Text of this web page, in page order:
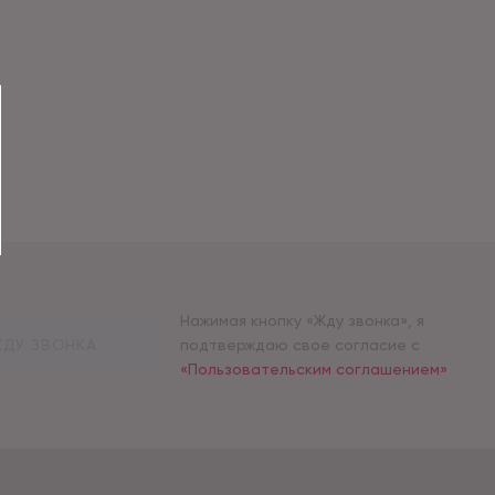
Нажимая кнопку «Жду звонка», я
подтверждаю свое согласие с
«Пользовательским соглашением»